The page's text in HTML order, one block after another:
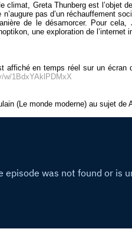
climat, Greta Thunberg est
pas d’un réchauffement
de le désamorcer. Pour cela,
une exploration de l’internet
affiché en temps réel sur un
w/1BdxYAklPDMxX
(Le monde moderne) au sujet de